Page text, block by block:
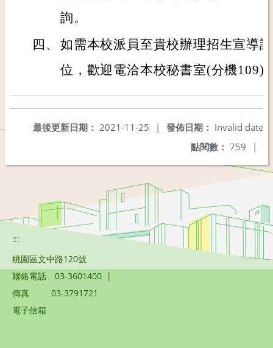
詢。
四、 如需本校派員至貴校辦理招生宣導
位，歡迎電洽本校秘書室(分機109)
發佈日期： Invalid date
最後更新日期： 2021-11-25
|
點閱數： 759 |
:::
桃園區文中路120號
聯絡電話
03-3601400 |
傳真
03-3791721
電子信箱